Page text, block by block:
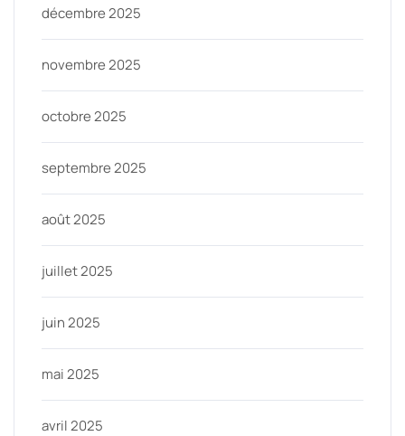
décembre 2025
novembre 2025
octobre 2025
septembre 2025
août 2025
juillet 2025
juin 2025
mai 2025
avril 2025